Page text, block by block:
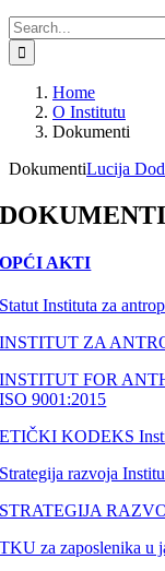
Search
for:
Home
O Institutu
Dokumenti
DokumentiLucija
DOKUMENTI
OPĆI AKTI
Statut Instituta za
INSTITUT ZA
INSTITUT FOR
ISO 9001:2015
ETIČKI KODEKS
Strategija razvoja
STRATEGIJA
TKU za zaposlenika u